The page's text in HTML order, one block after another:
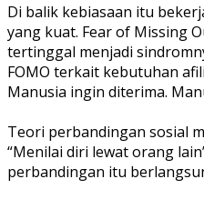
Di balik kebiasaan itu
yang kuat. Fear of Missing
tertinggal menjadi
FOMO terkait kebutuhan
Manusia ingin diterima.
Teori perbandingan sosial
“Menilai diri lewat orang
perbandingan itu